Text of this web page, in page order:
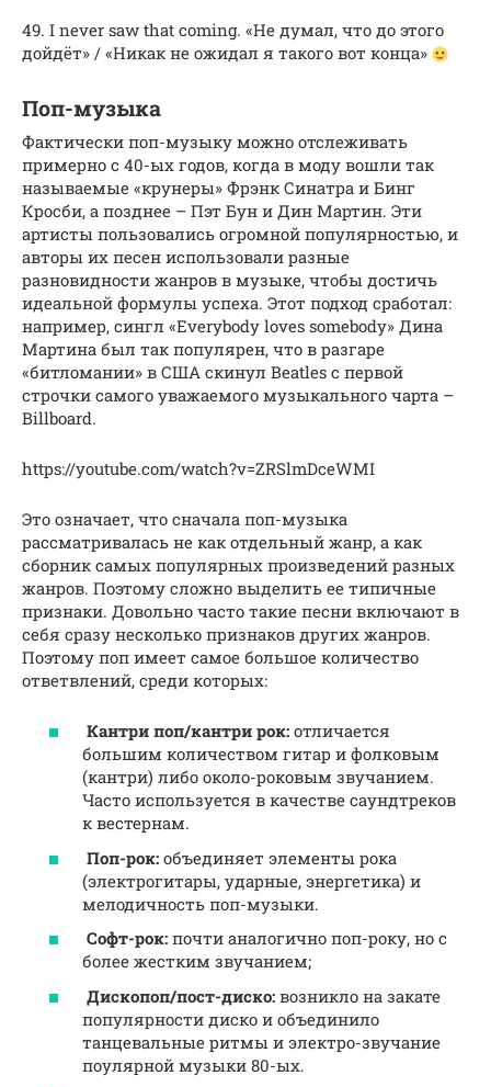
49. I never saw that coming. «Не думал, что до этого
дойдёт» / «Никак не ожидал я такого вот конца»
Поп-музыка
Фактически поп-музыку можно отслеживать
примерно с 40-ых годов, когда в моду вошли так
называемые «крунеры» Фрэнк Синатра и Бинг
Кросби, а позднее – Пэт Бун и Дин Мартин. Эти
артисты пользовались огромной популярностью, и
авторы их песен использовали разные
разновидности жанров в музыке, чтобы достичь
идеальной формулы успеха. Этот подход сработал:
например, сингл «Everybody loves somebody» Дина
Мартина был так популярен, что в разгаре
«битломании» в США скинул Beatles с первой
строчки самого уважаемого музыкального чарта –
Billboard.
https://youtube.com/watch?v=ZRSlmDceWMI
Это означает, что сначала поп-музыка
рассматривалась не как отдельный жанр, а как
сборник самых популярных произведений разных
жанров. Поэтому сложно выделить ее типичные
признаки. Довольно часто такие песни включают в
себя сразу несколько признаков других жанров.
Поэтому поп имеет самое большое количество
ответвлений, среди которых:
Кантри поп/кантри рок: отличается
большим количеством гитар и фолковым
(кантри) либо около-роковым звучанием.
Часто используется в качестве саундтреков
к вестернам.
Поп-рок: объединяет элементы рока
(электрогитары, ударные, энергетика) и
мелодичность поп-музыки.
Софт-рок: почти аналогично поп-року, но с
более жестким звучанием;
Дископоп/пост-диско: возникло на закате
популярности диско и объединило
танцевальные ритмы и электро-звучание
поулярной музыки 80-ых.